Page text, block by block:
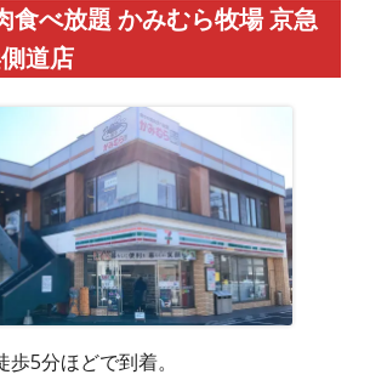
食べ放題 かみむら牧場 京急
道店
5分ほどで到着。